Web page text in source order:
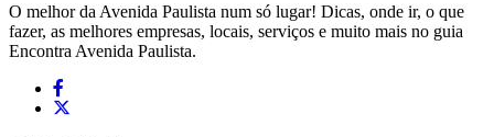
O melhor da Avenida Paulista num só lugar! Dicas, onde ir, o que
fazer, as melhores empresas, locais, serviços e muito mais no guia
Encontra Avenida Paulista.